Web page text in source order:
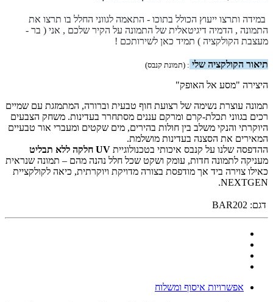
במידה ותרצו ייעוץ הכולל בתוכו - התאמה לגווני החלל בו תרצו את
התמונה , הדמיה דיגיטאלית של התמונה על הקיר שלכם , אני ( בר -
מעצבת הקולקציה ) תמיד כאן לשירותכם !
תיאור הקולקציה שלי : (תמונת קנבס)
היצירה "מסע אל האופק"
תמונה עוצרת נשימה של רצועת חוף טבעית וברורה, המתמזגת עם שמיים
רכים בגווני תכלת-קרם ומרקם עננים מסתחרר בעדינות. משחק הצבעים
היוקרתי והנקי משלב בין חולות בהירים, מים שקטים ומעברי אור טבעיים
המאירים את הסצנה בעדינות מושלמת.
ההדפסה שלנו על קנבס איכותי בטכנולוגיית UV חלקה ללא תבליט
מעניקה לתמונה חדות, עומק ושקט שכל חלל נהנה מהם – תמונה שנראית
כאילו צוירה ביד אך מודפסת בצורה מדויקת ויוקרתית, כיאה לקולקציית
NEXTGEN.
דגם: BAR202
אפשרויות איסוף ומשלוח